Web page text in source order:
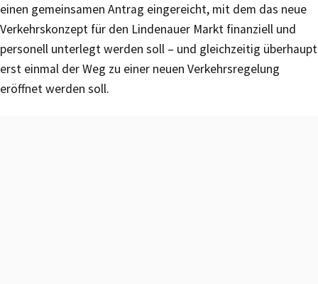
einen gemeinsamen Antrag eingereicht, mit dem das neue
Verkehrskonzept für den Lindenauer Markt finanziell und
personell unterlegt werden soll – und gleichzeitig überhaupt
erst einmal der Weg zu einer neuen Verkehrsregelung
eröffnet werden soll.